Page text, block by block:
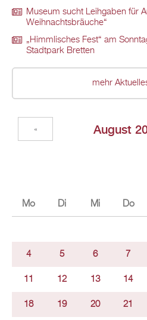
Museum sucht Leihgaben für
Weihnachtsbräuche“
„Himmlisches Fest“ am
Stadtpark Bretten
mehr
August
«
Mo Di Mi Do
4 5 6 7
11 12 13 14
18 19 20 21